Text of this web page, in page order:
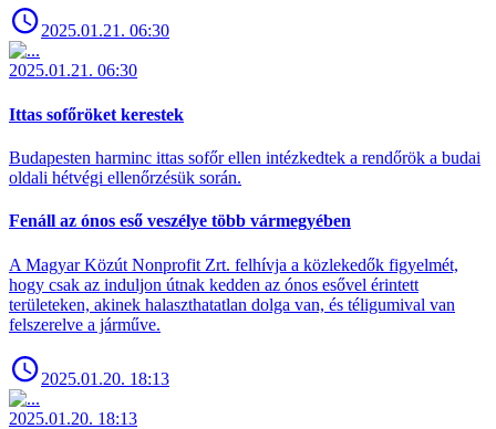
2025.01.21. 06:30
2025.01.21. 06:30
Ittas sofőröket kerestek
Budapesten harminc ittas sofőr ellen intézkedtek a rendőrök a budai
oldali hétvégi ellenőrzésük során.
Fenáll az ónos eső veszélye több vármegyében
A Magyar Közút Nonprofit Zrt. felhívja a közlekedők figyelmét,
hogy csak az induljon útnak kedden az ónos esővel érintett
területeken, akinek halaszthatatlan dolga van, és téligumival van
felszerelve a járműve.
2025.01.20. 18:13
2025.01.20. 18:13